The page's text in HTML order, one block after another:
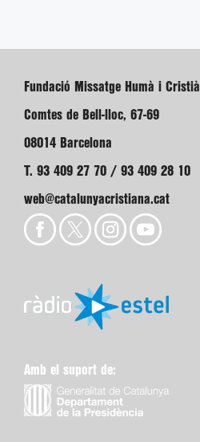
Fundació Missatge Humà i Cristià
Comtes de Bell-lloc, 67-69
08014 Barcelona
T. 93 409 27 70 / 93 409 28 10
web@catalunyacristiana.cat
Amb el suport de: